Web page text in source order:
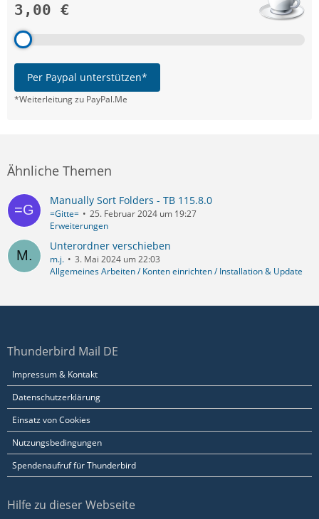
3,00 €
Per Paypal unterstützen*
*Weiterleitung zu PayPal.Me
Ähnliche Themen
Manually Sort Folders - TB 115.8.0
=Gitte=
25. Februar 2024 um 19:27
Erweiterungen
Unterordner verschieben
m.j.
3. Mai 2024 um 22:03
Allgemeines Arbeiten / Konten einrichten / Installation & Update
Thunderbird Mail DE
Impressum & Kontakt
Datenschutzerklärung
Einsatz von Cookies
Nutzungsbedingungen
Spendenaufruf für Thunderbird
Hilfe zu dieser Webseite